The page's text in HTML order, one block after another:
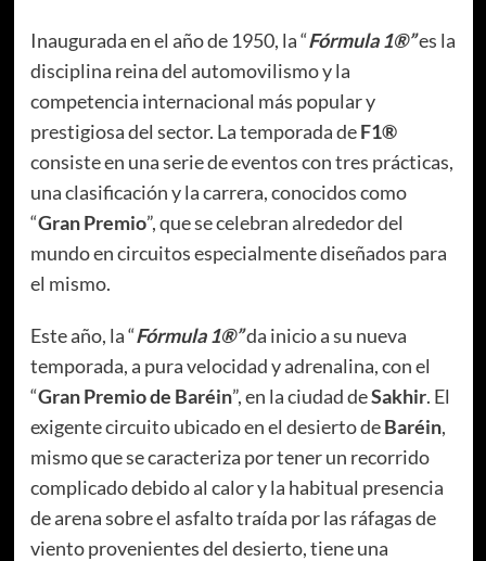
Inaugurada en el año de 1950, la “Fórmula 1®”es la
disciplina reina del automovilismo y la
competencia internacional más popular y
prestigiosa del sector. La temporada deF1®
consiste en una serie de eventos con tres prácticas,
una clasificación y la carrera, conocidos como
“Gran Premio”, que se celebran alrededor del
mundo en circuitos especialmente diseñados para
el mismo.
Este año, la “Fórmula 1®”da inicio a su nueva
temporada, a pura velocidad y adrenalina, con el
“Gran Premio de Baréin”, en la ciudad deSakhir. El
exigente circuito ubicado en el desierto deBaréin,
mismo que se caracteriza por tener un recorrido
complicado debido al calor y la habitual presencia
de arena sobre el asfalto traída por las ráfagas de
viento provenientes del desierto, tiene una